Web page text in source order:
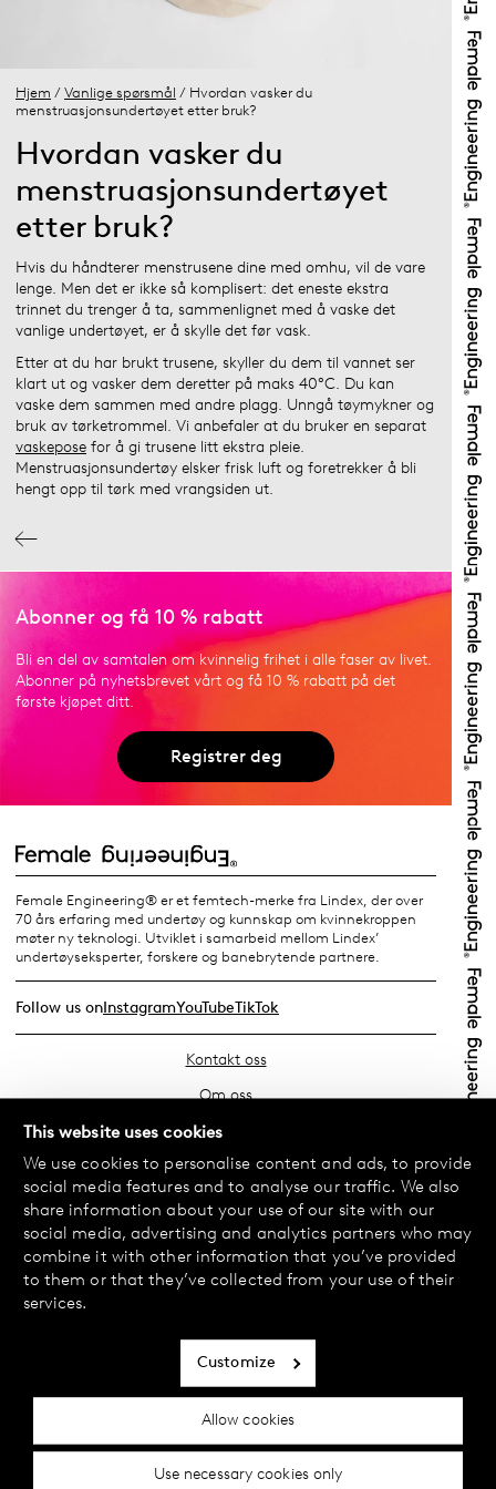
This website uses cookies
We use cookies to personalise content and ads, to provide
social media features and to analyse our traffic. We also
share information about your use of our site with our
social media, advertising and analytics partners who may
combine it with other information that you’ve provided
to them or that they’ve collected from your use of their
services.
Allow cookies
Customize
Use necessary cookies only
Hjem / Vanlige spørsmål / Hvordan vasker du
menstruasjonsundertøyet etter bruk?
Hvordan vasker du
menstruasjonsundertøyet
etter bruk?
Hvis du håndterer menstrusene dine med omhu, vil de vare
lenge. Men det er ikke så komplisert: det eneste ekstra
trinnet du trenger å ta, sammenlignet med å vaske det
vanlige undertøyet, er å skylle det før vask.
Etter at du har brukt trusene, skyller du dem til vannet ser
klart ut og vasker dem deretter på maks 40°C. Du kan
vaske dem sammen med andre plagg. Unngå tøymykner og
bruk av tørketrommel. Vi anbefaler at du bruker en separat
vaskepose for å gi trusene litt ekstra pleie.
Menstruasjonsundertøy elsker frisk luft og foretrekker å bli
hengt opp til tørk med vrangsiden ut.
Abonner og få 10 % rabatt
Bli en del av samtalen om kvinnelig frihet i alle faser av livet.
Abonner på nyhetsbrevet vårt og få 10 % rabatt på det
første kjøpet ditt.
Registrer deg
Female Engineering® er et femtech-merke fra Lindex, der over
70 års erfaring med undertøy og kunnskap om kvinnekroppen
møter ny teknologi. Utviklet i samarbeid mellom Lindex’
undertøyseksperter, forskere og banebrytende partnere.
Follow us onInstagramYouTubeTikTok
Kontakt oss
Om oss
Finn din butikk
Vanlige spørsmål
Vilkår
Personvernerklæring
Bytte og retur
Informasjonskapsler
Cookie-innstillinger